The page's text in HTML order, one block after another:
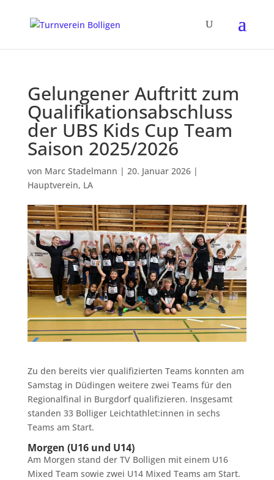
Gelungener Auftritt zum
Qualifikationsabschluss
der UBS Kids Cup Team
Saison 2025/2026
von Marc Stadelmann | 20. Januar 2026|
Hauptverein, LA
Zu den bereits vier qualifizierten Teams konnten am
Samstag in Düdingen weitere zwei Teams für den
Regionalfinal in Burgdorf qualifizieren. Insgesamt
standen 33 Bolliger Leichtathlet:innen in sechs
Teams am Start.
Morgen (U16 und U14)
Am Morgen stand der TV Bolligen mit einem U16
Mixed Team sowie zwei U14 Mixed Teams am Start.